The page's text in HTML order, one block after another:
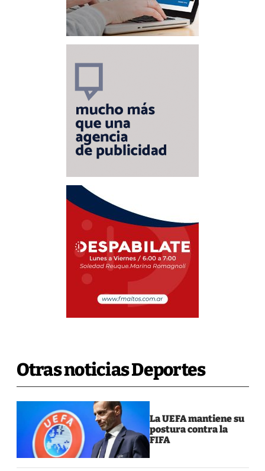
Otras noticias Deportes
La UEFA mantiene su
postura contra la
FIFA